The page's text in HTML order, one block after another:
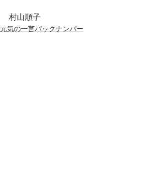
村山順子
元気の一言バックナンバー